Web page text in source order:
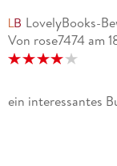
LovelyBooks-
Von rose7474 am
ein interessantes